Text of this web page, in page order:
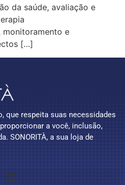
da saúde, avaliação e
e
[…]
que respeita suas necessidades
a você, inclusão,
SONORITÀ, a sua loja de